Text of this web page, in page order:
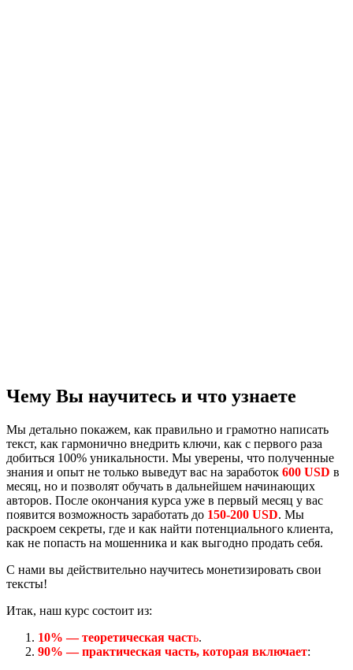
Чему Вы научитесь и что узнаете
Мы детально покажем, как правильно и грамотно написать
текст, как гармонично внедрить ключи, как с первого раза
добиться 100% уникальности. Мы уверены, что полученные
знания и опыт не только выведут вас на заработок 600 USD в
месяц, но и позволят обучать в дальнейшем начинающих
авторов. После окончания курса уже в первый месяц у вас
появится возможность заработать до 150-200 USD. Мы
раскроем секреты, где и как найти потенциального клиента,
как не попасть на мошенника и как выгодно продать себя.
С нами вы действительно научитесь монетизировать свои
тексты!
Итак, наш курс состоит из:
10% — теоретическая часть.
90% — практическая часть, которая включает: